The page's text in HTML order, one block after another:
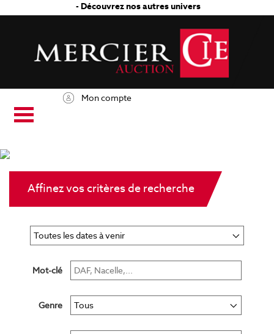
- Découvrez nos autres univers
Mon compte
Affinez vos critères de recherche
Mot-clé
Genre